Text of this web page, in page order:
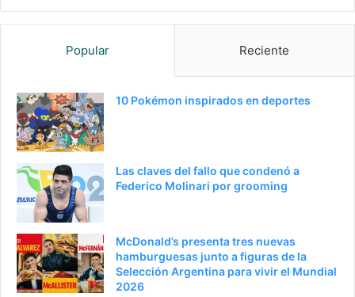
Popular Reciente
10 Pokémon inspirados en deportes
Las claves del fallo que condenó a
Federico Molinari por grooming
McDonald’s presenta tres nuevas
hamburguesas junto a figuras de la
Selección Argentina para vivir el Mundial
2026